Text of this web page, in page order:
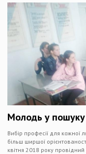
Молодь у
Вибір професії для кожної
більш ширшої
квітня 2018 року провідний